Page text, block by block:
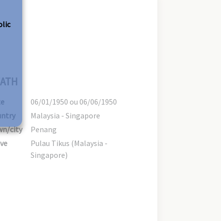
06/01/1950 ou 06/06/1950
Malaysia - Singapore
city
Penang
Pulau Tikus (Malaysia -
Singapore)